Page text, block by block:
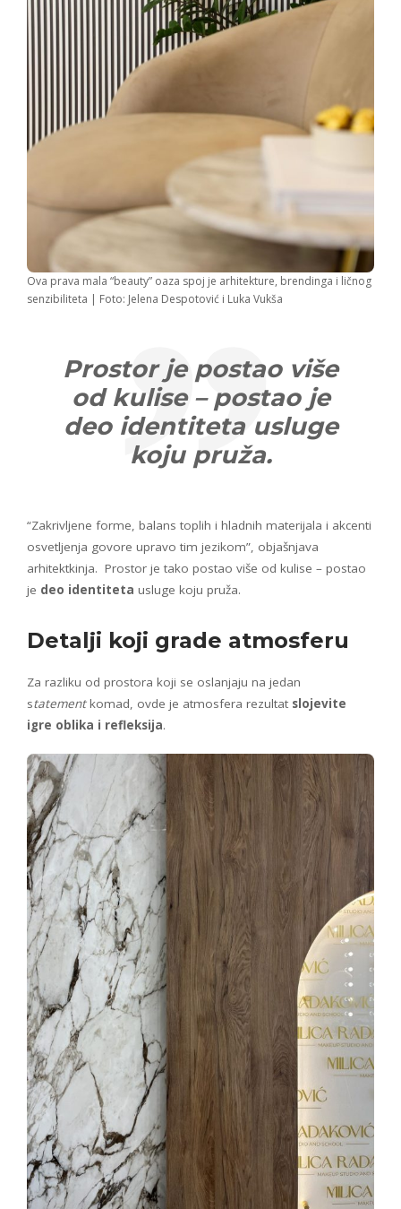
Ova prava mala “beauty” oaza spoj je arhitekture, brendinga i ličnog
senzibiliteta | Foto: Jelena Despotović i Luka Vukša
Prostor je postao više
od kulise – postao je
deo identiteta usluge
koju pruža.
“Zakrivljene forme, balans toplih i hladnih materijala i akcenti
osvetljenja govore upravo tim jezikom”, objašnjava
arhitektkinja. Prostor je tako postao više od kulise – postao
je deo identiteta usluge koju pruža.
Detalji koji grade atmosferu
Za razliku od prostora koji se oslanjaju na jedan
statementkomad, ovde je atmosfera rezultat slojevite
igre oblika i refleksija.